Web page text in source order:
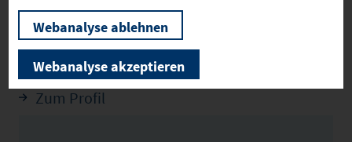
Hof(09464000)
Zum Profil
Webanalyse ablehnen
Webanalyse akzeptieren